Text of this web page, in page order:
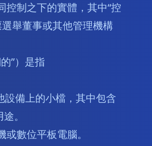
制之下的實體，其中“控
舉董事或其他管理機構
”）是指
備上的小檔，其中包含
。
數位平板電腦。